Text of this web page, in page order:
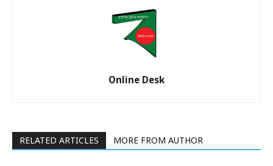
Online Desk
RELATED ARTICLES MORE FROM AUTHOR